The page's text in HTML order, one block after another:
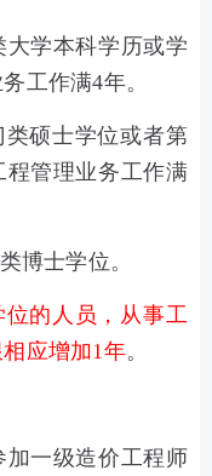
学本科学历或学
工作满4年。
硕士学位或者第
管理业务工作满
博士学位。
的人员，从事工
应增加1年。
加一级造价工程师